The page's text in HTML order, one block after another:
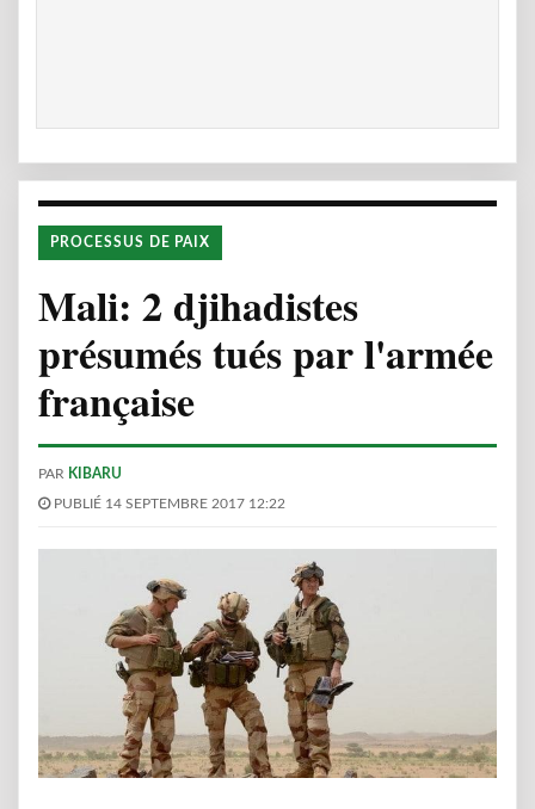
PROCESSUS DE PAIX
Mali: 2 djihadistes
présumés tués par l'armée
française
PAR KIBARU
PUBLIÉ 14 SEPTEMBRE 2017 12:22